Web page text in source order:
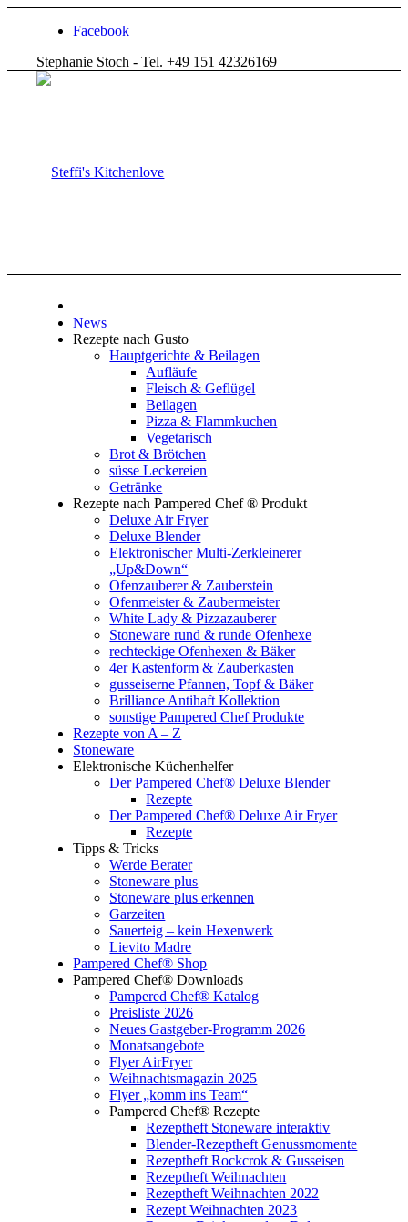
Facebook
Stephanie Stoch - Tel. +49 151 42326169
News
Rezepte nach Gusto
Hauptgerichte & Beilagen
Aufläufe
Fleisch & Geflügel
Beilagen
Pizza & Flammkuchen
Vegetarisch
Brot & Brötchen
süsse Leckereien
Getränke
Rezepte nach Pampered Chef ® Produkt
Deluxe Air Fryer
Deluxe Blender
Elektronischer Multi-Zerkleinerer
„Up&Down“
Ofenzauberer & Zauberstein
Ofenmeister & Zaubermeister
White Lady & Pizzazauberer
Stoneware rund & runde Ofenhexe
rechteckige Ofenhexen & Bäker
4er Kastenform & Zauberkasten
gusseiserne Pfannen, Topf & Bäker
Brilliance Antihaft Kollektion
sonstige Pampered Chef Produkte
Rezepte von A – Z
Stoneware
Elektronische Küchenhelfer
Der Pampered Chef® Deluxe Blender
Rezepte
Der Pampered Chef® Deluxe Air Fryer
Rezepte
Tipps & Tricks
Werde Berater
Stoneware plus
Stoneware plus erkennen
Garzeiten
Sauerteig – kein Hexenwerk
Lievito Madre
Pampered Chef® Shop
Pampered Chef® Downloads
Pampered Chef® Katalog
Preisliste 2026
Neues Gastgeber-Programm 2026
Monatsangebote
Flyer AirFryer
Weihnachtsmagazin 2025
Flyer „komm ins Team“
Pampered Chef® Rezepte
Rezeptheft Stoneware interaktiv
Blender-Rezeptheft Genussmomente
Rezeptheft Rockcrok & Gusseisen
Rezeptheft Weihnachten
Rezeptheft Weihnachten 2022
Rezept Weihnachten 2023